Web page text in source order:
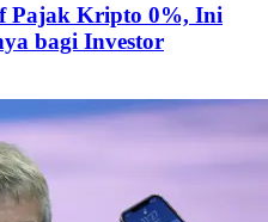
Pajak Kripto 0%, Ini
bagi Investor